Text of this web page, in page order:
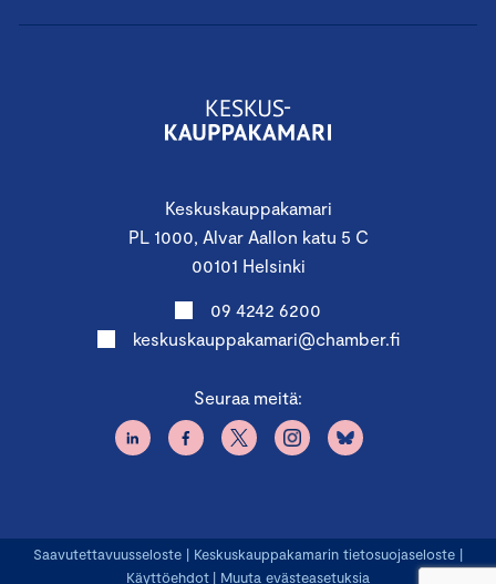
Keskuskauppakamari
PL 1000, Alvar Aallon katu 5 C
00101 Helsinki
09 4242 6200
keskuskauppakamari@chamber.fi
Seuraa meitä:
Saavutettavuusseloste | Keskuskauppakamarin tietosuojaseloste |
Käyttöehdot | Muuta evästeasetuksia